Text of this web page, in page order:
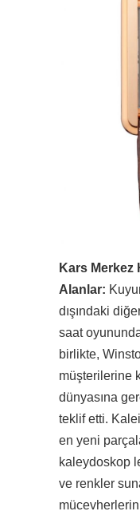
Kars Merkez
Alanlar:
dışındaki
saat
birlikte,
müşterilerine
dünyasına
teklif etti.
en yeni
kaleydoskop
ve renkler